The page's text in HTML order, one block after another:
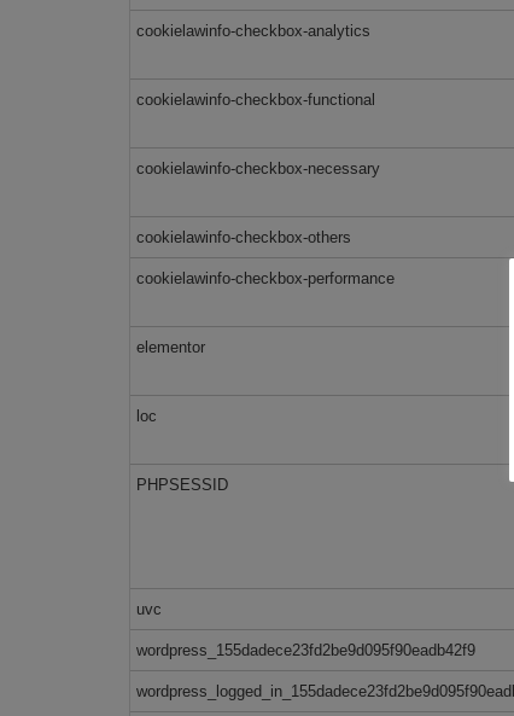
cookielawinfo-checkbox-analytics
cookielawinfo-checkbox-functional
cookielawinfo-checkbox-necessary
cookielawinfo-checkbox-others
cookielawinfo-checkbox-performance
elementor
loc
PHPSESSID
uvc
wordpress_155dadece23fd2be9d095f90eadb42f9